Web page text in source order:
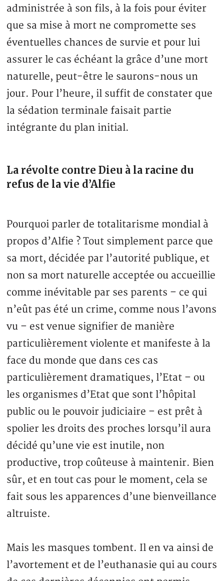
administrée à son fils, à la fois pour éviter
que sa mise à mort ne compromette ses
éventuelles chances de survie et pour lui
assurer le cas échéant la grâce d’une mort
naturelle, peut-être le saurons-nous un
jour. Pour l’heure, il suffit de constater que
la sédation terminale faisait partie
intégrante du plan initial.
La révolte contre Dieu à la racine du
refus de la vie d’Alfie
Pourquoi parler de totalitarisme mondial à
propos d’Alfie ? Tout simplement parce que
sa mort, décidée par l’autorité publique, et
non sa mort naturelle acceptée ou accueillie
comme inévitable par ses parents – ce qui
n’eût pas été un crime, comme nous l’avons
vu – est venue signifier de manière
particulièrement violente et manifeste à la
face du monde que dans ces cas
particulièrement dramatiques, l’Etat – ou
les organismes d’Etat que sont l’hôpital
public ou le pouvoir judiciaire – est prêt à
spolier les droits des proches lorsqu’il aura
décidé qu’une vie est inutile, non
productive, trop coûteuse à maintenir. Bien
sûr, et en tout cas pour le moment, cela se
fait sous les apparences d’une bienveillance
altruiste.
Mais les masques tombent. Il en va ainsi de
l’avortement et de l’euthanasie qui au cours